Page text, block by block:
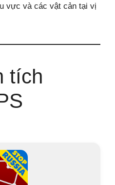
vực và các vật cản tại vị
tích